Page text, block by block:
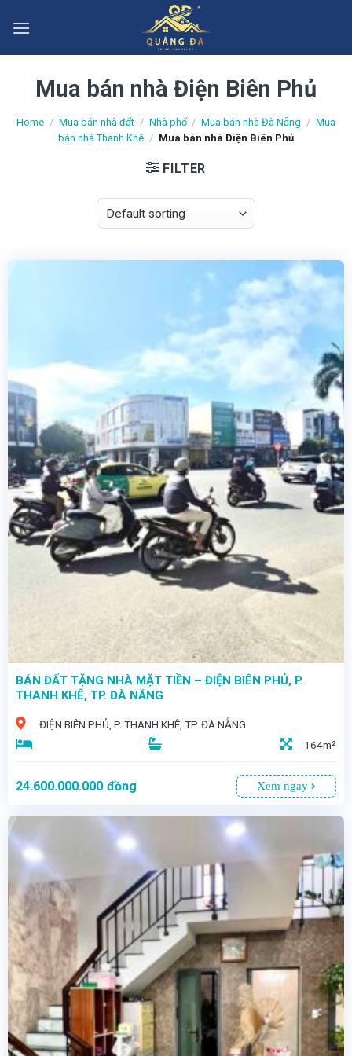
Mua bán nhà Điện Biên Phủ
Home / Mua bán nhà đất / Nhà phố / Mua bán nhà Đà Nẵng / Mua
bán nhà Thanh Khê / Mua bán nhà Điện Biên Phủ
FILTER
BÁN ĐẤT TẶNG NHÀ MẶT TIỀN – ĐIỆN BIÊN PHỦ, P.
THANH KHÊ, TP. ĐÀ NẴNG
ĐIỆN BIÊN PHỦ, P. THANH KHÊ, TP. ĐÀ NẴNG
164m²
24.600.000.000 đồng Xem ngay